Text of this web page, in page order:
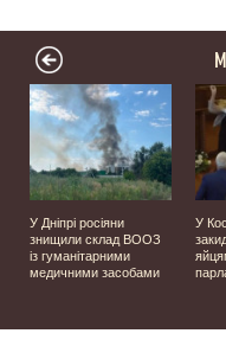
У Дніпрі росіяни
знищили склад ВООЗ
із гуманітарними
медичними засобами
У